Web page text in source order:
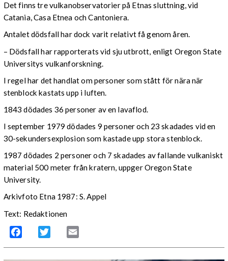
Det finns tre vulkanobservatorier på Etnas sluttning, vid
Catania, Casa Etnea och Cantoniera.
Antalet dödsfall har dock varit relativt få genom åren.
– Dödsfall har rapporterats vid sju utbrott, enligt Oregon State
Universitys vulkanforskning.
I regel har det handlat om personer som stått för nära när
stenblock kastats upp i luften.
1843 dödades 36 personer av en lavaflod.
I september 1979 dödades 9 personer och 23 skadades vid en
30-sekundersexplosion som kastade upp stora stenblock.
1987 dödades 2 personer och 7 skadades av fallande vulkaniskt
material 500 meter från kratern, uppger Oregon State
University.
Arkivfoto Etna 1987: S. Appel
Text: Redaktionen
Facebook Twitter